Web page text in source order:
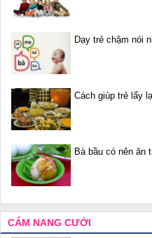
Dạy trẻ chậm nói
Cách giúp trẻ lấy
Bà bầu có nên ăn
CẨM NANG CƯỚI